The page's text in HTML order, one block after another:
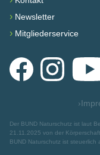
› Newsletter
› Mitgliederservice
FacebookInstagram
›
Der BUND Naturschutz ist laut
21.11.2025 von der
BUND Naturschutz ist steuerlich